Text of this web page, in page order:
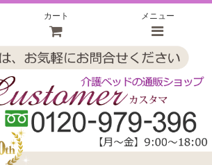
カート メニュー